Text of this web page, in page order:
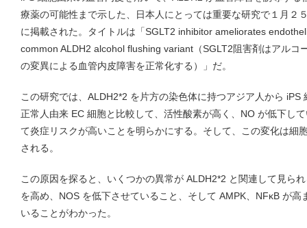
療薬の可能性まで示した、日本人にとっては重要な研究で１月２
に掲載された。タイトルは「SGLT2 inhibitor ameliorates
common ALDH2 alcohol flushing variant（SGLT2阻害剤はアルコ
の変異による血管内皮障害を正常化する）」だ。
この研究では、ALDH2*2 を片方の染色体に持つアジア人から iPS
正常人由来 EC 細胞と比較して、活性酸素が高く、NO が低下し
て炎症リスクが高いことを明らかにする。そして、この変化は細
される。
この原因を探ると、いくつかの異常が ALDH2*2 と関連して見ら
を高め、NOS を低下させていること、そして AMPK、NFκB が
いることがわかった。